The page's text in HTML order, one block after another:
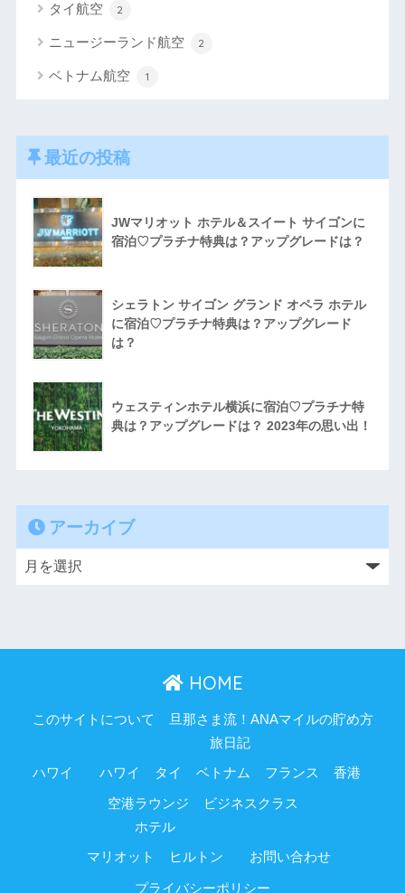
タイ航空 2
ニュージーランド航空 2
ベトナム航空 1
最近の投稿
JWマリオット ホテル＆スイート サイゴンに
宿泊♡プラチナ特典は？アップグレードは？
シェラトン サイゴン グランド オペラ ホテル
に宿泊♡プラチナ特典は？アップグレード
は？
ウェスティンホテル横浜に宿泊♡プラチナ特
典は？アップグレードは？ 2023年の思い出！
アーカイブ
HOME
このサイトについて 旦那さま流！ANAマイルの貯め方
ハワイ
旅日記
ハワイ タイ ベトナム フランス 香港
空港ラウンジ
ビジネスクラス
ホテル
マリオット ヒルトン お問い合わせ
プライバシーポリシー